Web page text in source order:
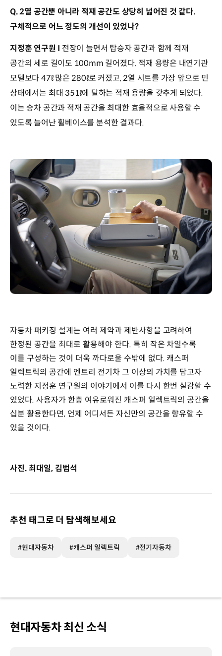
Q. 2열 공간뿐 아니라 적재 공간도 상당히 넓어진 것 같다.
구체적으로 어느 정도의 개선이 있었나?
지정훈 연구원 I 전장이 늘면서 탑승자 공간과 함께 적재
공간의 세로 길이도 100mm 길어졌다. 적재 용량은 내연기관
모델보다 47ℓ 많은 280ℓ로 커졌고, 2열 시트를 가장 앞으로 민
상태에서는 최대 351ℓ에 달하는 적재 용량을 갖추게 되었다.
이는 승차 공간과 적재 공간을 최대한 효율적으로 사용할 수
있도록 늘어난 휠베이스를 분석한 결과다.
자동차 패키징 설계는 여러 제약과 제반사항을 고려하여
한정된 공간을 최대로 활용해야 한다. 특히 작은 차일수록
이를 구성하는 것이 더욱 까다로울 수밖에 없다. 캐스퍼
일렉트릭의 공간에 엔트리 전기차 그 이상의 가치를 담고자
노력한 지정훈 연구원의 이야기에서 이를 다시 한번 실감할 수
있었다. 사용자가 한층 여유로워진 캐스퍼 일렉트릭의 공간을
십분 활용한다면, 언제 어디서든 자신만의 공간을 향유할 수
있을 것이다.
사진. 최대일, 김범석
추천 태그로 더 탐색해보세요
#현대자동차 #캐스퍼 일렉트릭 #전기자동차
현대자동차 최신 소식